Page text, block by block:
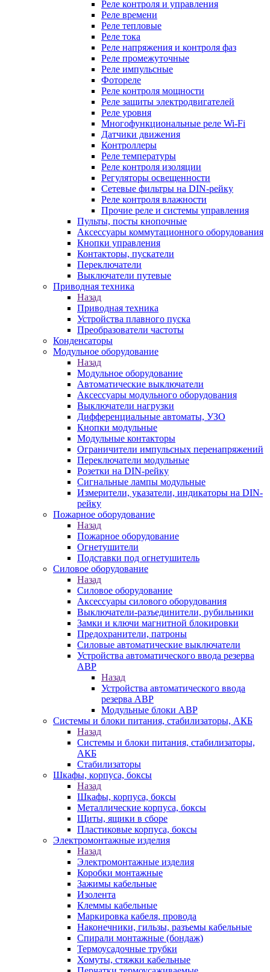
Реле контроля и управления
Реле времени
Реле тепловые
Реле тока
Реле напряжения и контроля фаз
Реле промежуточные
Реле импульсные
Фотореле
Реле контроля мощности
Реле защиты электродвигателей
Реле уровня
Многофункциональные реле Wi-Fi
Датчики движения
Контроллеры
Реле температуры
Реле контроля изоляции
Регуляторы освещенности
Сетевые фильтры на DIN-рейку
Реле контроля влажности
Прочие реле и системы управления
Пульты, посты кнопочные
Аксессуары коммутационного оборудования
Кнопки управления
Контакторы, пускатели
Переключатели
Выключатели путевые
Приводная техника
Назад
Приводная техника
Устройства плавного пуска
Преобразователи частоты
Конденсаторы
Модульное оборудование
Назад
Модульное оборудование
Автоматические выключатели
Аксессуары модульного оборудования
Выключатели нагрузки
Дифференциальные автоматы, УЗО
Кнопки модульные
Модульные контакторы
Ограничители импульсных перенапряжений
Переключатели модульные
Розетки на DIN-рейку
Сигнальные лампы модульные
Измерители, указатели, индикаторы на DIN-
рейку
Пожарное оборудование
Назад
Пожарное оборудование
Огнетушители
Подставки под огнетушитель
Силовое оборудование
Назад
Силовое оборудование
Аксессуары силового оборудования
Выключатели-разъединители, рубильники
Замки и ключи магнитной блокировки
Предохранители, патроны
Силовые автоматические выключатели
Устройства автоматического ввода резерва
АВР
Назад
Устройства автоматического ввода
резерва АВР
Модульные блоки АВР
Системы и блоки питания, стабилизаторы, АКБ
Назад
Системы и блоки питания, стабилизаторы,
АКБ
Стабилизаторы
Шкафы, корпуса, боксы
Назад
Шкафы, корпуса, боксы
Металлические корпуса, боксы
Щиты, ящики в сборе
Пластиковые корпуса, боксы
Электромонтажные изделия
Назад
Электромонтажные изделия
Коробки монтажные
Зажимы кабельные
Изолента
Клеммы кабельные
Маркировка кабеля, провода
Наконечники, гильзы, разъемы кабельные
Спирали монтажные (бондаж)
Термоусадочные трубки
Хомуты, стяжки кабельные